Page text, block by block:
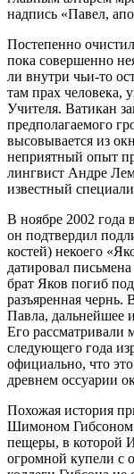
надпись «Павел,
Постепенно
пока совершенно
ли внутри чьи-то
там прах человека,
Учителя. Ватикан
предполагаемого
высовывается из
неприятный опыт
лингвист Андре
известный
В ноябре 2002 года
он подтвердил
костей) некоего
датировал
брат Яков погиб
разъяренная чернь.
Павла, дальнейшее
Его рассматривали
следующего года
официально, что
древнем оссуарии
Похожая история
Шимоном Гибсоном.
пещеры, в которой
огромной купели с